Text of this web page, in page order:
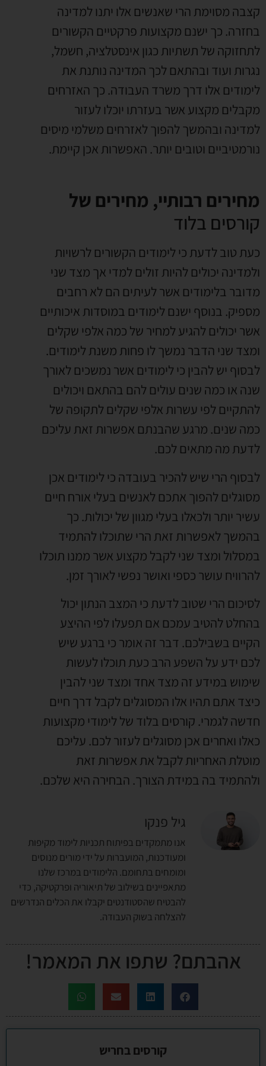
קצבה מסוימת הרי שאנשים אלו יתנו למדינה
בחזרה. כך ישנם מקצועות פרקטיים הקשורים
לתחזוקה של תשתיות כגון אינסטלציה, חשמל,
נגרות ועוד ובהתאם לכך המדינה נותנת את
לימודים אלו דרך משרד העבודה. כך האזרחים
מקבלים מקצוע אשר בעזרתו יוכלו לעזור
למדינה ובהמשך להפוך לאזרחים משלמי מיסים
נורמטיביים וטובים יותר. האפשרות אכן קיימת.
מחירים רבותיי, מחירים של
קורסים בלוד
כעת טוב לדעת כי לימודים הקשורים לרשויות
ולמדינה יכולים להיות זולים למדי אך מצד שני
מדובר בלימודים אשר לעיתים הם לא רחבים
מספיק. בנוסף ישנם לימודים במוסדות איכותיים
אשר יכולים להגיע למחיר של כמה אלפי שקלים
ומצד שני הדבר נמשך לו פחות משנת לימודים.
לבסוף יש להבין כי לימודים אשר נמשכים לאורך
שנה או כמה שנים עולים להם בהתאם ויכולים
להתקיים לפי עשרות אלפי שקלים לתקופה של
כמה שנים. מרגע שהבנתם אפשרות זאת עליכם
לדעת מה מתאים לכם.
לבסוף הרי שיש להכיר בעובדה כי לימודים אכן
מסוגלים להפוך אתכם לאנשים בעלי אורח חיים
עשיר יותר ולכאלו בעלי מגוון של יכולות. כך
בהמשך לאפשרות זאת הרי שתוכלו להתמיד
במסלול ומצד שני לקבל מקצוע אשר ממנו תוכלו
להרוויח עושר כספי ואושר נפשי לאורך זמן.
לסיכום הרי שטוב לדעת כי המצב הנתון יכול
בהחלט להטיב עמכם אם תפעלו לפי ההיצע
הקיים בשבילכם. דבר זה אומר כי ברגע שיש
לכם ידע על השפע הרב כעת תוכלו לעשות
שימוש במידע זה מצד אחד ומצד שני להבין
כיצד אתם תהיו אלו המסוגלים לקבל דרך חיים
חדשה לגמרי. קורסים בלוד של לימודי מקצועות
כאלו ואחרים אכן מסוגלים לעזור לכם. עליכם
מוטלת האחריות לקבל את אפשרות זאת
ולהתמיד בה במידת הצורך. הבחירה היא שלכם.
גיל פנקו
אנו מתמקדים בפיתוח תכניות לימוד מקיפות
ומעודכנות, המועברות על ידי מורים מנוסים
ומומחים בתחומם. הלימודים במרכז שלנו
מתאפיינים בשילוב של תיאוריה ופרקטיקה, כדי
להבטיח שהסטודנטים יקבלו את הכלים הנדרשים
להצלחה בשוק העבודה.
אהבתם? שתפו את המאמר!
קורסים בחריש